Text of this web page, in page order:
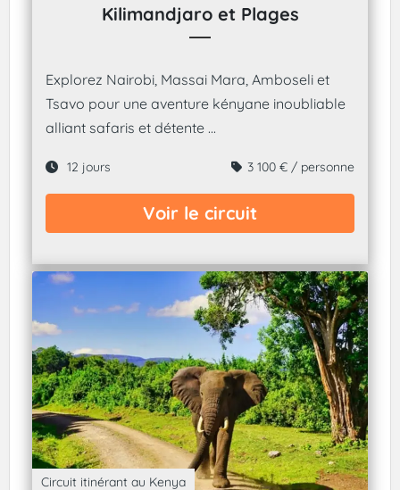
Kilimandjaro et Plages
Explorez Nairobi, Massai Mara, Amboseli et
Tsavo pour une aventure kényane inoubliable
alliant safaris et détente ...
12 jours 3 100 € / personne
Voir le circuit
Circuit itinérant au Kenya